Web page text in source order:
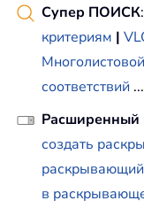
Супер ПОИСК:
критериям |
соответствий ...
Расширенный
создать
в